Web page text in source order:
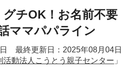
グチOK！お名前不要
ママパパライン
最終更新日：2025年08月04日
活動法人こうとう親子センター 」